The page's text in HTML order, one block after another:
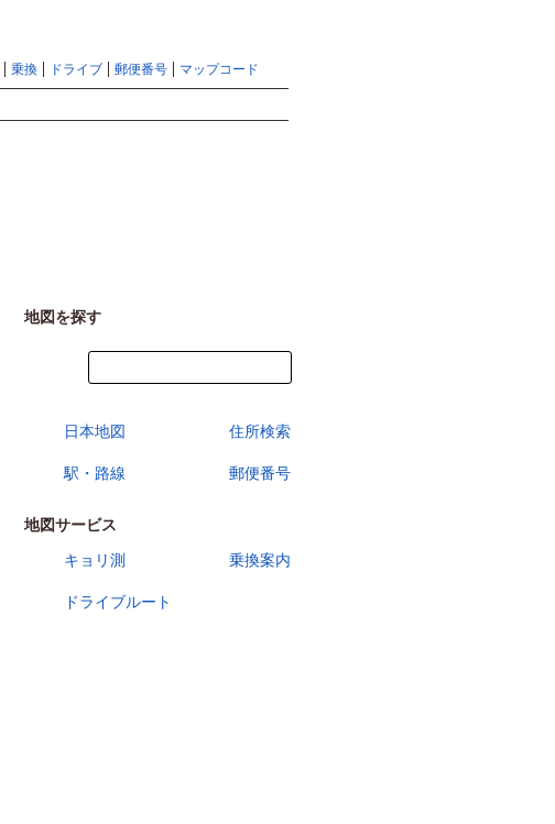
乗換 ドライブ 郵便番号 マップコード
地図を探す
日本地図 住所検索
駅・路線 郵便番号
地図サービス
キョリ測
乗換案内
ドライブルート